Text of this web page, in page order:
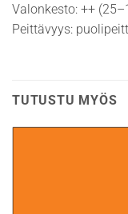
Valonkesto: ++
Peittävyys:
TUTUSTU MYÖS